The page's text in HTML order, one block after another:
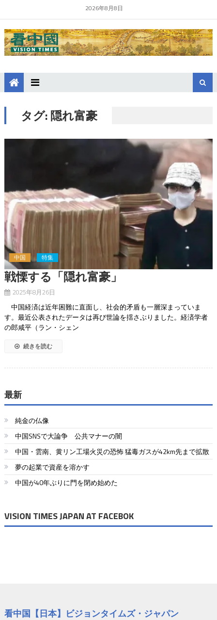
2026年8月8日
タグ:隠れ富豪
中国 特集
戦慄する「隠れ富豪」
2025年8月26日
中国経済は近年困難に直面し、社会的矛盾も一層深まっていま
す。最近公表されたデータは再び世論を揺さぶりました。経済学者
の郎咸平（ラン・シェン
続きを読む
最新
純金の仏像
中国SNSで大論争 公共マナーの闇
中国・雲南、黄リン工場火災の恐怖 猛毒ガスが42km先まで拡散
夢の起業で資産を溶かす
中国が40年ぶりに門を閉め始めた
VISION TIMES JAPAN AT FACEBOK
看中国【日本】ビジョンタイムズ・ジャパン